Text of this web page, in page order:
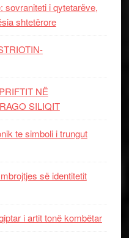
sovraniteti i qytetarëve,
shtetërore
NË
SILIQIT
te simboli i trungut
së identitetit
i artit tonë kombëtar